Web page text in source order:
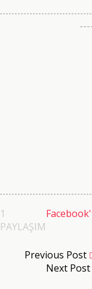
1
PAYLAŞIM
Previous Post
Next Post